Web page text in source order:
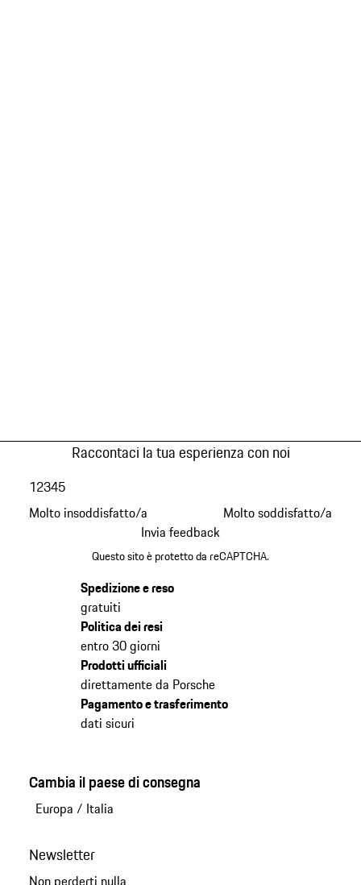
Raccontaci la tua esperienza con noi
Molto insoddisfatto/a
12345
Molto soddisfatto/a
Invia feedback
Questo sito è protetto da reCAPTCHA.
Spedizione e reso
gratuiti
Politica dei resi
entro 30 giorni
Prodotti ufficiali
direttamente da Porsche
Pagamento e trasferimento
dati sicuri
Cambia il paese di consegna
Europa / Italia
Newsletter
Non perderti nulla